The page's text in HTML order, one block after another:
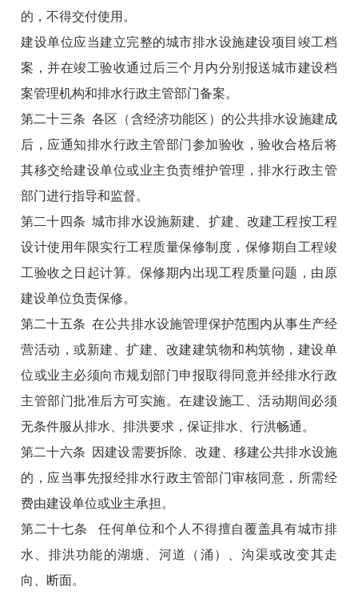
的，不得交付使用。
建设单位应当建立完整的城市排水设施建设项目竣工档
案，并在竣工验收通过后三个月内分别报送城市建设档
案管理机构和排水行政主管部门备案。
第二十三条 各区（含经济功能区）的公共排水设施建成
后，应通知排水行政主管部门参加验收，验收合格后将
其移交给建设单位或业主负责维护管理，排水行政主管
部门进行指导和监督。
第二十四条 城市排水设施新建、扩建、改建工程按工程
设计使用年限实行工程质量保修制度，保修期自工程竣
工验收之日起计算。保修期内出现工程质量问题，由原
建设单位负责保修。
第二十五条 在公共排水设施管理保护范围内从事生产经
营活动，或新建、扩建、改建建筑物和构筑物，建设单
位或业主必须向市规划部门申报取得同意并经排水行政
主管部门批准后方可实施。在建设施工、活动期间必须
无条件服从排水、排洪要求，保证排水、行洪畅通。
第二十六条 因建设需要拆除、改建、移建公共排水设施
的，应当事先报经排水行政主管部门审核同意，所需经
费由建设单位或业主承担。
第二十七条 任何单位和个人不得擅自覆盖具有城市排
水、排洪功能的湖塘、河道（涌）、沟渠或改变其走
向、断面。